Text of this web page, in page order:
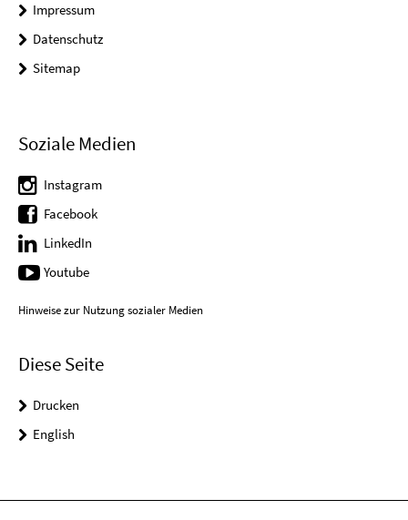
Impressum
Datenschutz
Sitemap
Soziale Medien
Instagram
Facebook
LinkedIn
Youtube
Hinweise zur Nutzung sozialer Medien
Diese Seite
Drucken
English